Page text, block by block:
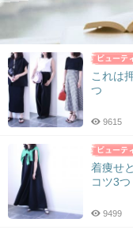
これは
つ
9615
着痩せ
コツ3つ
9499